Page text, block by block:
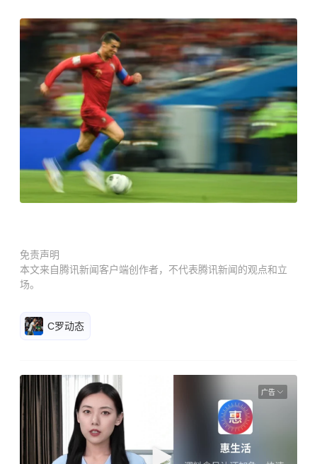
免责声明
本文来自腾讯新闻客户端创作者，不代表腾讯新闻的观点和立
场。
C罗动态
广告